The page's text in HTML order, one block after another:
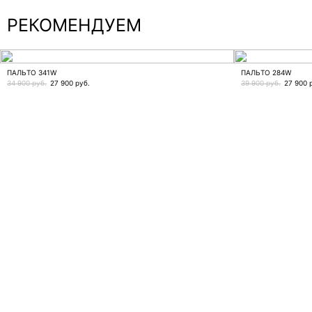
РЕКОМЕНДУЕМ
ПАЛЬТО 341W
34 900 руб. 27 900 руб.
ПАЛЬТО 284W
39 900 руб. 27 900